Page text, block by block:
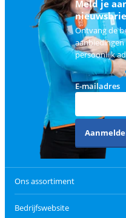
Meld je
Ontvang de
aanbiedingen
persoonlijk
E-mailadres
Ons assortiment
Bedrijfswebsite